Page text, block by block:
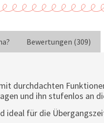
Bewertungen (309)
durchdachten
und ihn stufenlos an
ideal für die